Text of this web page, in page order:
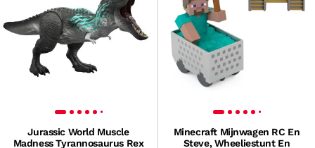
Jurassic World Muscle
Madness Tyrannosaurus Rex
Minecraft Mijnwagen RC En
Steve, Wheeliestunt En